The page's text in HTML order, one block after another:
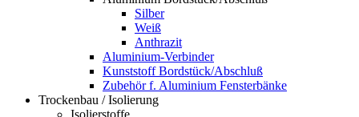
Silber
Weiß
Anthrazit
Aluminium-Verbinder
Kunststoff Bordstück/Abschluß
Zubehör f. Aluminium Fensterbänke
Trockenbau / Isolierung